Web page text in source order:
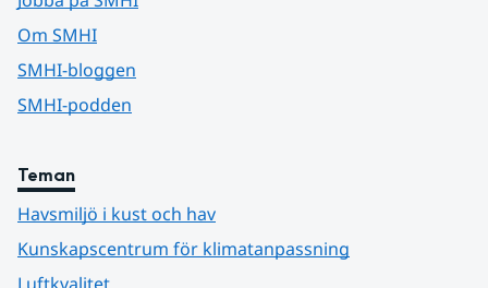
Om SMHI
SMHI-bloggen
SMHI-podden
Teman
Havsmiljö i kust och hav
Kunskapscentrum för klimatanpassning